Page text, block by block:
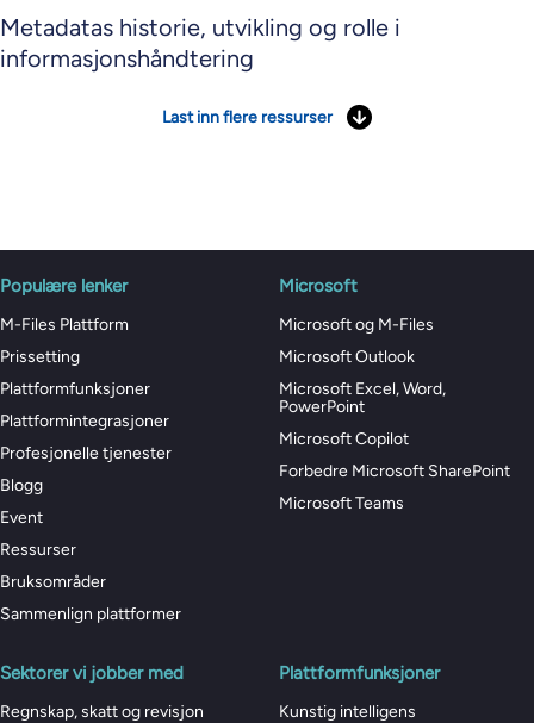
Metadatas historie, utvikling og rolle i
informasjonshåndtering
Last inn flere ressurser
Populære lenker
M-Files Plattform
Prissetting
Plattformfunksjoner
Plattformintegrasjoner
Profesjonelle tjenester
Blogg
Event
Ressurser
Bruksområder
Sammenlign plattformer
Microsoft
Microsoft og M-Files
Microsoft Outlook
Microsoft Excel, Word,
PowerPoint
Microsoft Copilot
Forbedre Microsoft SharePoint
Microsoft Teams
Sektorer vi jobber med
Regnskap, skatt og revisjon
Plattformfunksjoner
Kunstig intelligens